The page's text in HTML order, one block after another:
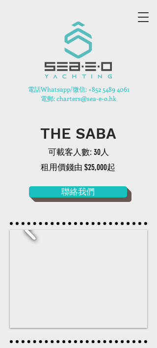
​電話Whatsapp/微信: +852 5489 4061
電郵: charters@sea-e-o.hk
THE SABA
可載客人數: 30人
租用價錢由 $25,000起
聯絡我們